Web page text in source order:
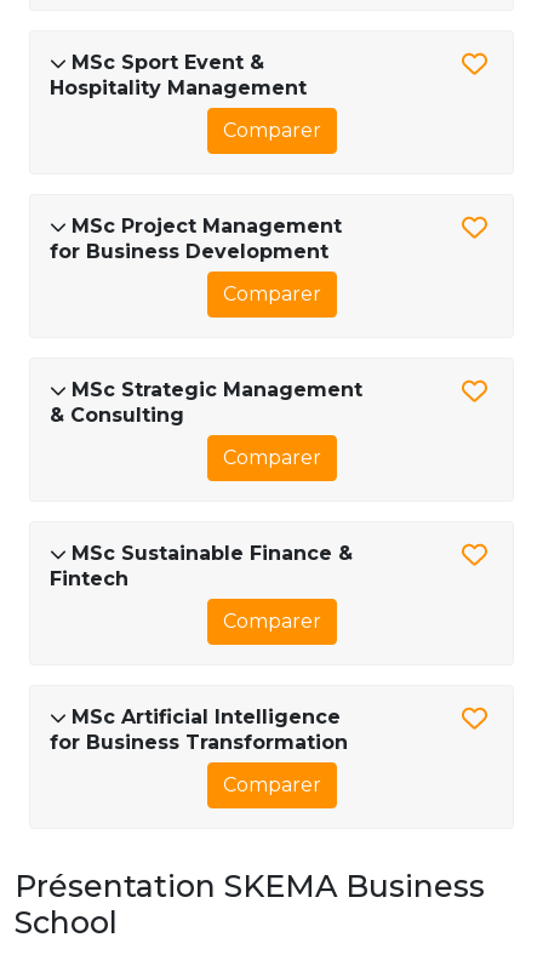
MSc Sport Event &
Hospitality Management
Comparer
MSc Project Management
for Business Development
Comparer
MSc Strategic Management
& Consulting
Comparer
MSc Sustainable Finance &
Fintech
Comparer
MSc Artificial Intelligence
for Business Transformation
Comparer
Présentation SKEMA Business
School